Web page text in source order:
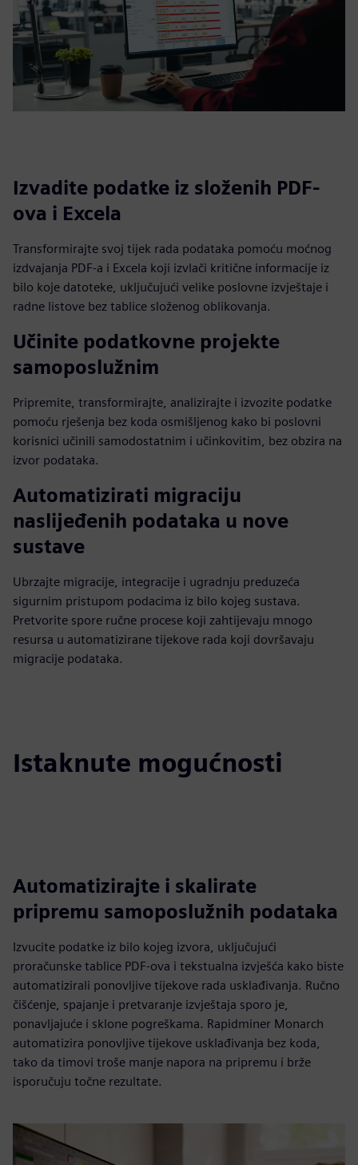
Izvadite podatke iz složenih PDF-
ova i Excela
Transformirajte svoj tijek rada podataka pomoću moćnog
izdvajanja PDF-a i Excela koji izvlači kritične informacije iz
bilo koje datoteke, uključujući velike poslovne izvještaje i
radne listove bez tablice složenog oblikovanja.
Učinite podatkovne projekte
samoposlužnim
Pripremite, transformirajte, analizirajte i izvozite podatke
pomoću rješenja bez koda osmišljenog kako bi poslovni
korisnici učinili samodostatnim i učinkovitim, bez obzira na
izvor podataka.
Automatizirati migraciju
naslijeđenih podataka u nove
sustave
Ubrzajte migracije, integracije i ugradnju preduzeća
sigurnim pristupom podacima iz bilo kojeg sustava.
Pretvorite spore ručne procese koji zahtijevaju mnogo
resursa u automatizirane tijekove rada koji dovršavaju
migracije podataka.
Istaknute mogućnosti
Automatizirajte i skalirate
pripremu samoposlužnih podataka
Izvucite podatke iz bilo kojeg izvora, uključujući
proračunske tablice PDF-ova i tekstualna izvješća kako biste
automatizirali ponovljive tijekove rada usklađivanja. Ručno
čišćenje, spajanje i pretvaranje izvještaja sporo je,
ponavljajuće i sklone pogreškama. Rapidminer Monarch
automatizira ponovljive tijekove usklađivanja bez koda,
tako da timovi troše manje napora na pripremu i brže
isporučuju točne rezultate.